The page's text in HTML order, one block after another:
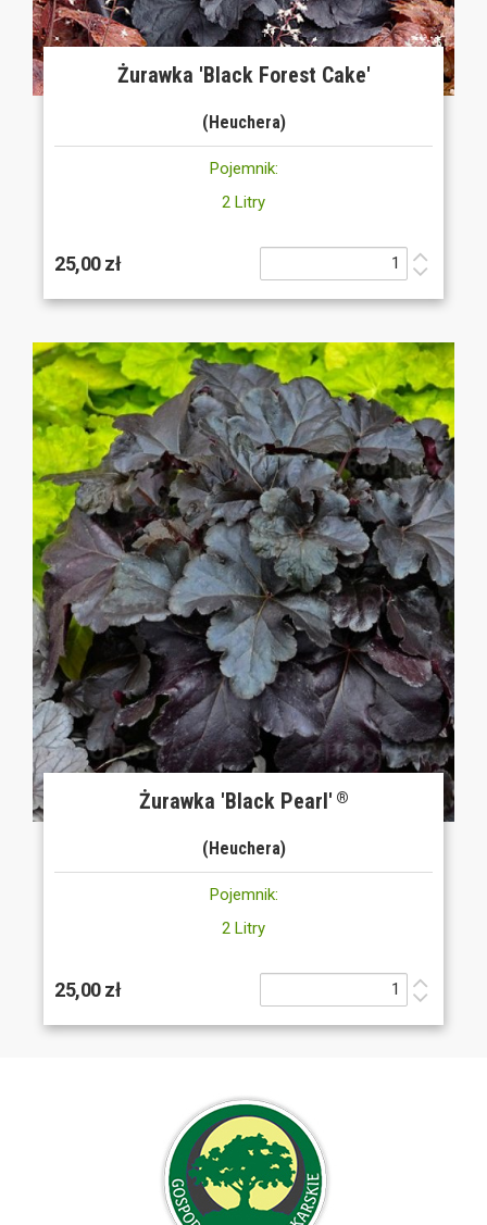
Żurawka 'Black Forest Cake'
(Heuchera)
Pojemnik:
2 Litry
25,00 zł
Żurawka 'Black Pearl' ®
(Heuchera)
Pojemnik:
2 Litry
25,00 zł